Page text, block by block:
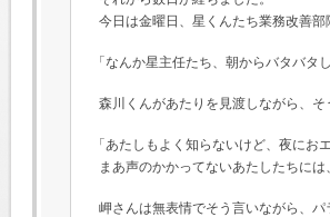
今日は金曜日、星くんたち業務改善
「なんか星主任たち、朝からバタバタ
森川くんがあたりを見渡しながら、そ
「あたしもよく知らないけど、夜に
まあ声のかかってないあたしたちに
岬さんは無表情でそう言いながら、